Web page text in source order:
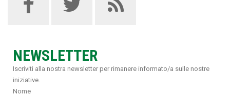
NEWSLETTER
Iscriviti alla nostra newsletter per rimanere informato/a sulle nostre
iniziative.
Nome